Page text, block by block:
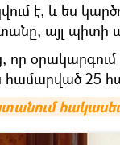
է, և ես
այլ պիտի
որ
25